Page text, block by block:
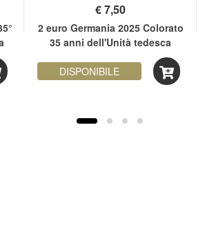
€7,50
2 euro Germania 2025 Colorato
35 anni dell'Unità tedesca
DISPONIBILE